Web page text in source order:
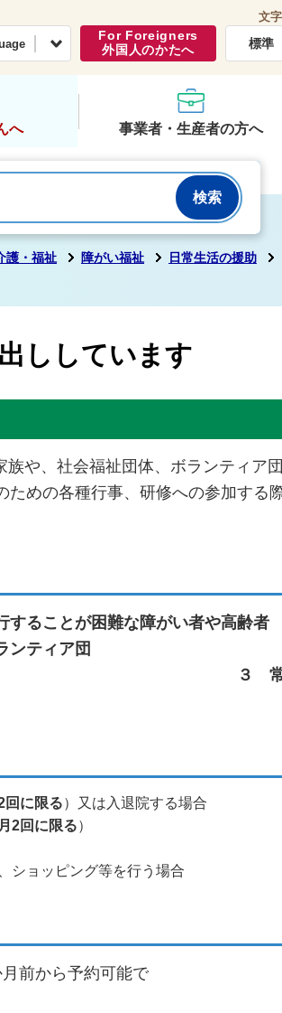
総市公式ホームページくらし・行政
For Foreigners
外国人のかたへ
文
標準
へ 事業者・生産者の方へ
護・福祉 障がい福祉
日常生活の援助
ししています
や、社会福祉団体、ボランティア
めの各種行事、研修への参加する
歩行することが困難
ンティア団
住所を存す
回に限る）又は入
2回に限る
共的施設を
ショッピング等を行う場合
前から予約可能で